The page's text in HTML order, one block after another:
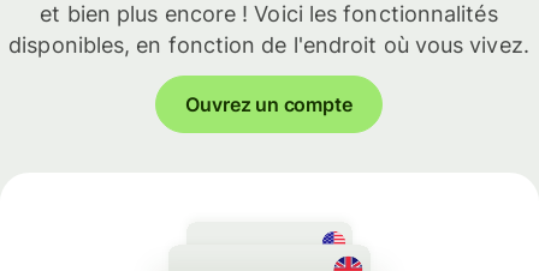
et bien plus encore ! Voici les fonctionnalités
disponibles, en fonction de l'endroit où vous vivez.
Ouvrez un compte